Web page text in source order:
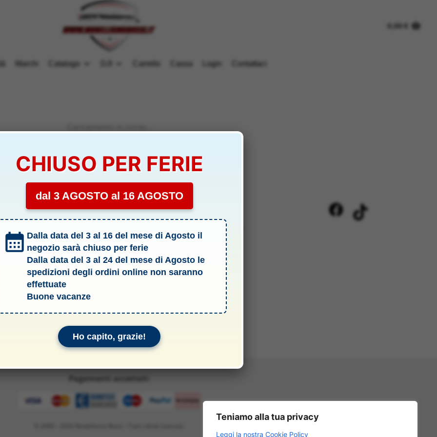
Teniamo alla tua privacy
Leggi la nostra Cookie Policy
Marchi Catalogo Carrello Cassa Login Contattaci
sulle spedizioni
& Cookie Policy
sui rimborsi
Informativa legale
Garanzie
00145 ROMA - Tel: 06.5417302
P.IVA: 09989030581
info@modellismorossi.it
CHIUSO PER FERIE
dal 3 AGOSTO al 16 AGOSTO
Dalla data del 3 al 16 del mese di Agosto il
negozio sarà chiuso per ferie
Dalla data del 3 al 24 del mese di Agosto le
spedizioni degli ordini online non saranno
effettuate
Buone vacanze
Ho capito, grazie!